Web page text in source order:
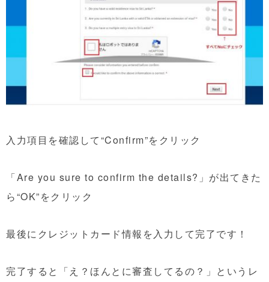
入力項目を確認して“Confirm”をクリック
「Are you sure to confirm the details?」が出てきた
ら“OK”をクリック
最後にクレジットカード情報を入力して完了です！
完了すると「え？ほんとに審査してるの？」というレ